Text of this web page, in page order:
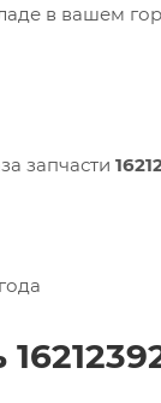
в вашем
запчасти